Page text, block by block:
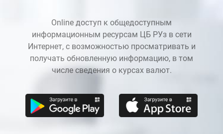
Online доступ к общедоступным
информационным ресурсам ЦБ РУз в сети
Интернет, с возможностью просматривать и
получать обновленную информацию, в том
числе сведения о курсах валют.